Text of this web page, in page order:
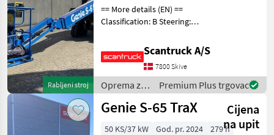
Rabljeni stroj
== More details (EN) ==
Classification: B Steering:
(degrees): 360 Rotation
basket (degrees): 160 Tilt jib
(degrees): 133 Gradeability
Scantruck A/S
7800 Skive
Oprema za
uređenje
drveća /
Premium Plus trgovac
Genie S-65 TraX
Cijena
na upit
50 KS/37 kW God. pr. 2024 279 h